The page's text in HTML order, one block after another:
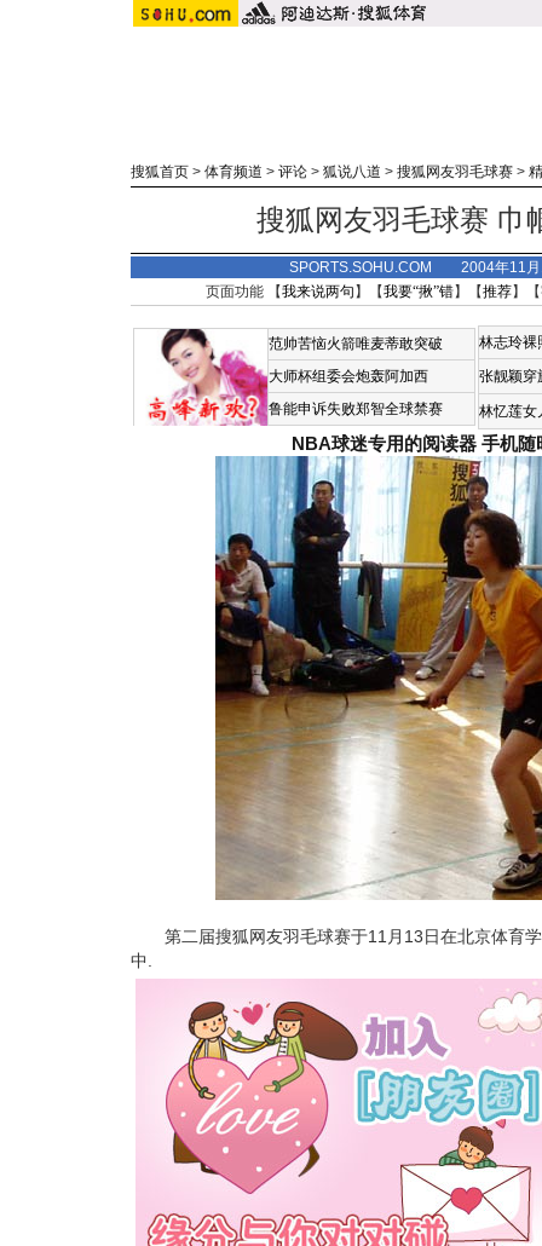
搜狐首页 > 体育频道 > 评论 > 狐说八道 > 搜狐网友羽毛球赛 >
搜狐网友羽毛球赛 巾
SPORTS.SOHU.COM 2004年11
页面功能 【我来说两句 】【我要“揪”错】【推荐】
范帅苦恼火箭唯麦蒂敢突破
大师杯组委会炮轰阿加西
鲁能申诉失败郑智全球禁赛
林志玲裸
张靓颖穿
林忆莲女
NBA球迷专用的阅读器 手机随
第二届搜狐网友羽毛球赛于11月13日在北京体育学
中.